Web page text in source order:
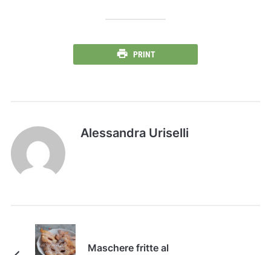
PRINT
Alessandra Uriselli
Maschere fritte al